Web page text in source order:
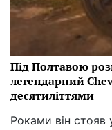
Під Полтавою
легендарний
десятиліттями
Роками він стояв